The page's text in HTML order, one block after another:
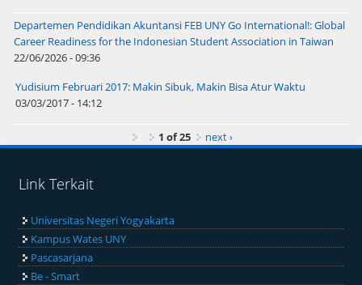
Departemen Pendidikan Akuntansi FEB UNY Go International!: Global
Career Readiness for the Indonesian Student Association in Taiwan
22/06/2026 - 09:36
Yudisium Februari 2017: Makin Sibuk, Makin Bisa Atur Waktu
03/03/2017 - 14:12
1 of 25 next ›
Link Terkait
Universitas Negeri Yogyakarta
Kampus Wates UNY
Pascasarjana
Be - Smart